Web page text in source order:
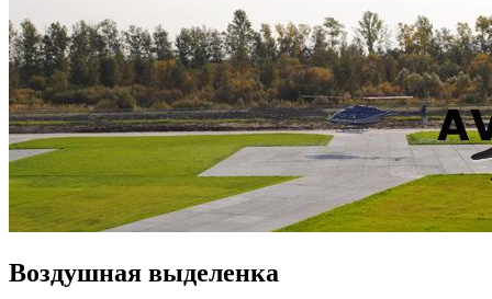
Воздушная выделенка